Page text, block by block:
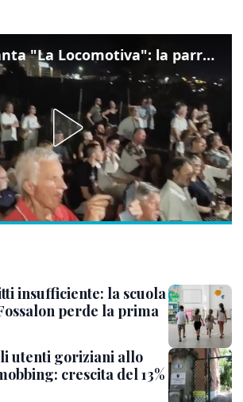
Marghera canta "La Locomotiva": la parrocchia della Cita ricorda Guccini
insufficiente: la scuola
perde la prima
utenti goriziani allo
crescita del 13%